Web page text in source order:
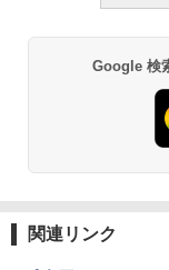
Google 検
関連リンク